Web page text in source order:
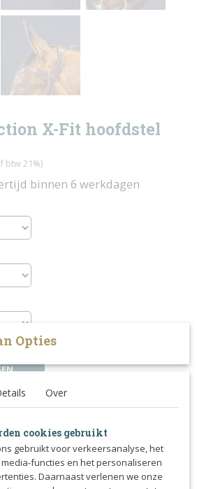
X-Fit hoofdstel
btw 21%)
binnen 6 werkdagen
Fit hoofdstel heeft een unieke
zoveel mogelijk vermijden.
Opties
Over
cookies gebruikt
gebruikt voor verkeersanalyse, het
functies en het personaliseren
Daarnaast verlenen we onze